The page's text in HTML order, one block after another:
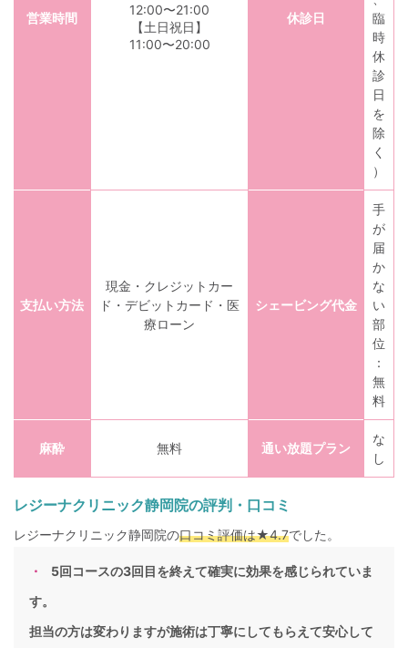
営業時間
12:00〜21:00
【土日祝日】
11:00〜20:00
休診日
臨
時
休
診
日
を
除
く
）
支払い方法
現金・クレジットカー
ド・デビットカード・医
療ローン
シェービング代金
手
が
届
か
な
い
部
位
：
無
料
麻酔 無料 通い放題プラン
な
し
レジーナクリニック静岡院の評判・口コミ
レジーナクリニック静岡院の口コミ評価は★4.7でした。
5回コースの3回目を終えて確実に効果を感じられていま
す。
担当の方は変わりますが施術は丁寧にしてもらえて安心して